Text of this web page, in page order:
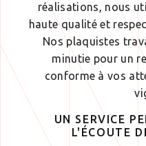
réalisations, nous
haute qualité et
Nos plaquistes
minutie pour un
conforme à vos
UN SERVICE
L'ÉCOUTE